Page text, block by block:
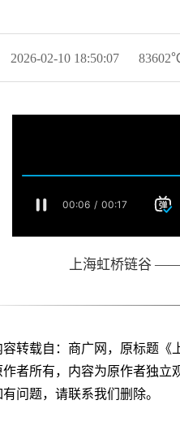
2026-02-10 18:50:07
上海虹桥链谷 ——
容转载自：商广网，原标题《
作者所有，内容为原作者独立
问题，请联系我们删除。